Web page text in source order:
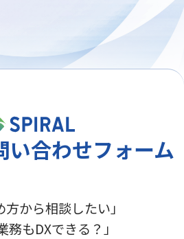
い合わせフォーム
方から相談したい」
務もDXできる？」